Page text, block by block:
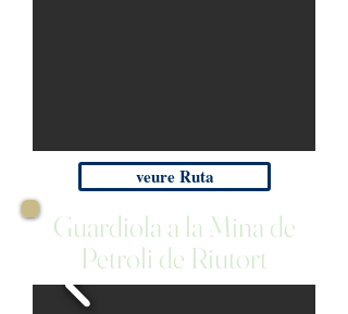
veure Ruta
Guardiola a la Mina de
Petroli de Riutort